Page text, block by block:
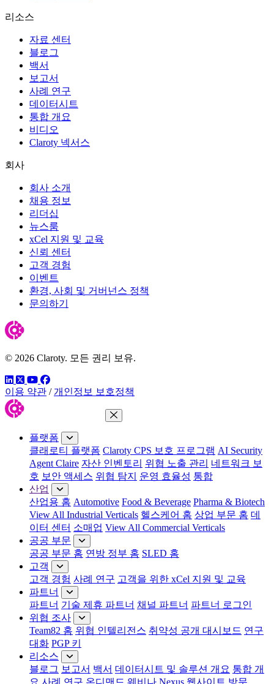
리소스
자료 센터
블로그
백서
보고서
사례 연구
데이터시트
통합 개요
비디오
Claroty 넥서스
회사
회사 소개
채용 정보
리더십
뉴스룸
xCel 지원 및 교육
신뢰 센터
고객 경험
이벤트
환경, 사회 및 거버넌스 정책
문의하기
© 2026 Claroty. 모든 권리 보유.
링크드인
트위터유튜브
페이스북
이용 약관 / 개인정보 보호정책
메뉴 닫기
플랫폼
클래로티 플랫폼 Claroty CPS 보호 프로그램 AI Security
Agent Claire 자산 인벤토리 위협 노출 관리 네트워크 보
호 보안 액세스 위협 탐지 운영 효율성 통합
산업
산업용 홈 Automotive Food & Beverage Pharma & Biotech
View All Industrial Verticals 헬스케어 홈 상업 부문 홈 데
이터 센터 소매업 View All Commercial Verticals
공공 부문
공공 부문 홈 연방 정부 홈 SLED 홈
고객
고객 경험 사례 연구 고객을 위한 xCel 지원 및 교육
파트너
파트너 기술 제휴 파트너 채널 파트너 파트너 로그인
위협 조사
Team82 홈 위협 인텔리전스 취약성 공개 대시보드 연구
대화 PGP 키
리소스
블로그 보고서 백서 데이터시트 및 솔루션 개요 통합 개
요 사례 연구 온디맨드 웨비나 Nexus 웹사이트 방문